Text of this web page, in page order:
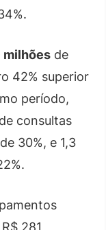
milhões de
42% superior
período,
consultas
30%, e 1,3
281